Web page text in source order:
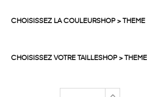
CHOISISSEZ LA COULEURSHOP > THEME
CHOISISSEZ VOTRE TAILLESHOP >